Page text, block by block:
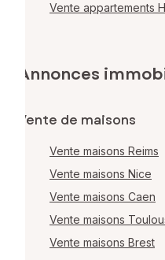
Vente appartements
Annonces
Vente de maisons
Vente maisons Reims
Vente maisons Nice
Vente maisons Caen
Vente maisons
Vente maisons Brest